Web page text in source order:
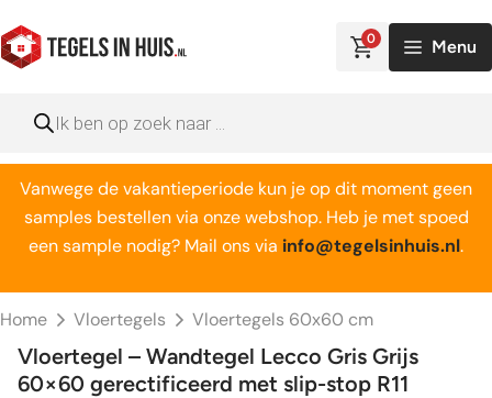
naar
de
0 Menu
zoeken
Vanwege de vakantieperiode kun je op dit moment geen
samples bestellen via onze webshop. Heb je met spoed
een sample nodig? Mail ons via info@tegelsinhuis.nl.
Home Vloertegels Vloertegels 60x60 cm
Vloertegel – Wandtegel Lecco Gris Grijs
60×60 gerectificeerd met slip-stop R11